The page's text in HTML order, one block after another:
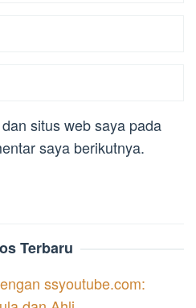
situs web saya pada
saya berikutnya.
Terbaru
ssyoutube.com: